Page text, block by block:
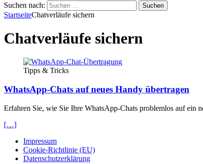
Suchen nach:
StartseiteChatverläufe sichern
Chatverläufe sichern
Tipps & Tricks
WhatsApp-Chats auf neues Handy übertragen
Erfahren Sie, wie Sie Ihre WhatsApp-Chats problemlos auf ein
[…]
Impressum
Cookie-Richtlinie (EU)
Datenschutzerklärung